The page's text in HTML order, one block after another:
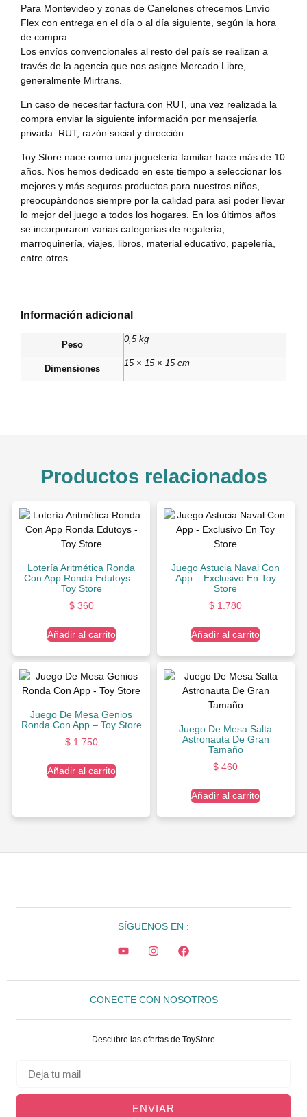
Para Montevideo y zonas de Canelones ofrecemos Envío
Flex con entrega en el día o al día siguiente, según la hora
de compra.
Los envíos convencionales al resto del país se realizan a
través de la agencia que nos asigne Mercado Libre,
generalmente Mirtrans.
En caso de necesitar factura con RUT, una vez realizada la
compra enviar la siguiente información por mensajería
privada: RUT, razón social y dirección.
Toy Store nace como una juguetería familiar hace más de 10
años. Nos hemos dedicado en este tiempo a seleccionar los
mejores y más seguros productos para nuestros niños,
preocupándonos siempre por la calidad para así poder llevar
lo mejor del juego a todos los hogares. En los últimos años
se incorporaron varias categorías de regalería,
marroquinería, viajes, libros, material educativo, papelería,
entre otros.
Información adicional
Peso
0,5 kg
Dimensiones
15 × 15 × 15 cm
Productos relacionados
Lotería Aritmética Ronda
Con App Ronda Edutoys –
Toy Store
$360
Añadir al carrito
Juego Astucia Naval Con
App – Exclusivo En Toy
Store
$ 1.780
Añadir al carrito
Juego De Mesa Genios
Ronda Con App – Toy Store
$1.750
Añadir al carrito
Juego De Mesa Salta
Astronauta De Gran
Tamaño
$ 460
Añadir al carrito
SÍGUENOS EN :
CONECTE CON NOSOTROS
Descubre las ofertas de ToyStore
ENVIAR